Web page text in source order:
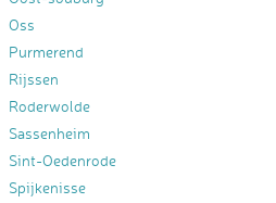
Oss
Purmerend
Rijssen
Roderwolde
Sassenheim
Sint-Oedenrode
Spijkenisse